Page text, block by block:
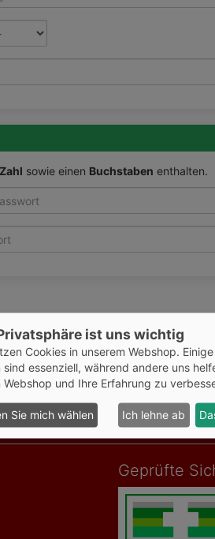
Zahl sowie einen Buchstaben enthalten.
für Produkte von Dr. Grandel, Vichy,
für Allergiker, homöopathische Mittel,
für chronische
Ansprüche. Ab einem Bestellwert von
of Nature,Dr. Grandel Hydro Active,
Geprüfte
ist uns wichtig
Cookies in unserem Webshop.
sind essenziell, während andere uns
Webshop und Ihre Erfahrung zu
Sie mich wählen Ich lehne ab